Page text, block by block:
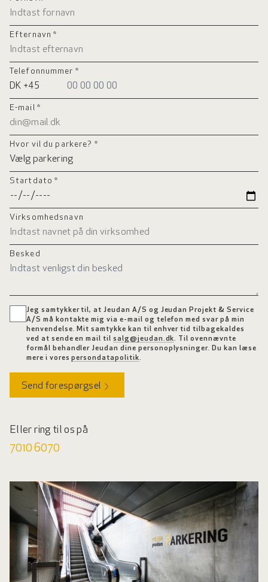
Efternavn *
Telefonnummer *
E-mail *
Hvor vil du parkere? *
Startdato *
Virksomhedsnavn
Besked
Jeg samtykker til, at Jeudan A/S og Jeudan Projekt & Service
A/S må kontakte mig via e-mail og telefon med svar på min
henvendelse. Mit samtykke kan til enhver tid tilbagekaldes
ved at sende en mail tilsalg@jeudan.dk. Til ovennævnte
formål behandler Jeudan dine personoplysninger. Du kan læse
mere i vorespersondatapolitik.
Send forespørgsel
Eller ring til os på
7010 6070